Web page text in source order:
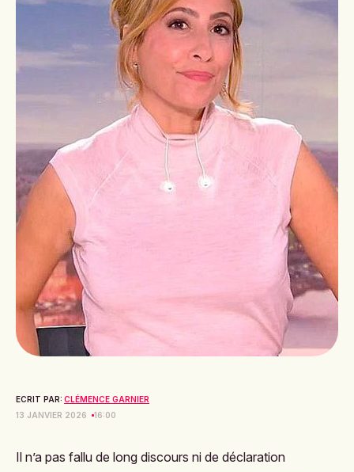
ECRIT PAR: CLÉMENCE GARNIER
13 JANVIER 2026
16:00
Il n’a pas fallu de long discours ni de déclaration